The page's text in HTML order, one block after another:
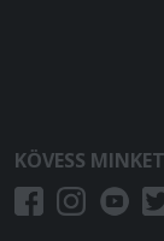
Gyors,
Gyors
minden!
KÖVESS MINKET